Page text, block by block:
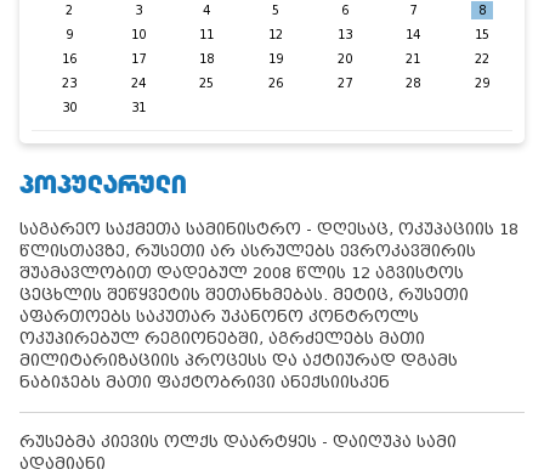
2
3 4 5 6 7
8
9
10 11 12 13 14
15
16
17 18 19 20 21
22
23
24 25 26 27 28
29
30
31
ᲞᲝᲞᲣᲚᲐᲠᲣᲚᲘ
საგარეო საქმეთა სამინისტრო - დღესაც, ოკუპაციის 18
წლისთავზე, რუსეთი არ ასრულებს ევროკავშირის
შუამავლობით დადებულ 2008 წლის 12 აგვისტოს
ცეცხლის შეწყვეტის შეთანხმებას. მეტიც, რუსეთი
აფართოებს საკუთარ უკანონო კონტროლს
ოკუპირებულ რეგიონებში, აგრძელებს მათი
მილიტარიზაციის პროცესს და აქტიურად დგამს
ნაბიჯებს მათი ფაქტობრივი ანექსიისკენ
რუსებმა კიევის ოლქს დაარტყეს - დაიღუპა სამი
ადამიანი